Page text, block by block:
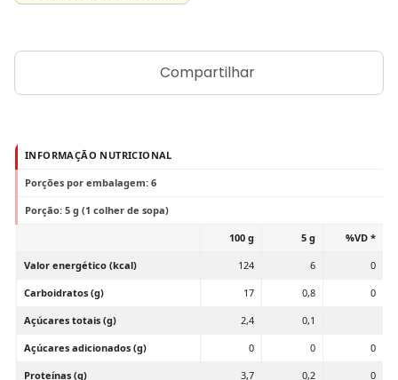
Compartilhar
INFORMAÇÃO NUTRICIONAL
Porções por embalagem: 6
Porção: 5 g (1 colher de sopa)
100 g 5 g %VD *
Valor energético (kcal) 124 6 0
Carboidratos (g) 17 0,8 0
Açúcares totais (g) 2,4 0,1
Açúcares adicionados (g) 0 0 0
Proteínas (g) 3,7 0,2 0